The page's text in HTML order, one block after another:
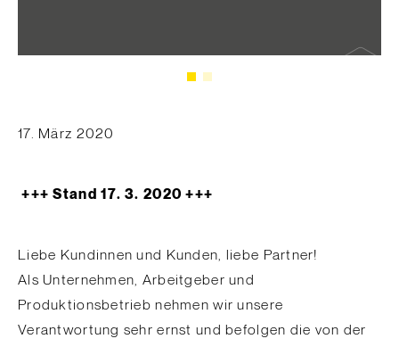
17. März 2020
+++ Stand 17. 3. 2020 +++
Liebe Kundinnen und Kunden, liebe Partner!
Als Unternehmen, Arbeitgeber und
Produktionsbetrieb nehmen wir unsere
Verantwortung sehr ernst und befolgen die von der